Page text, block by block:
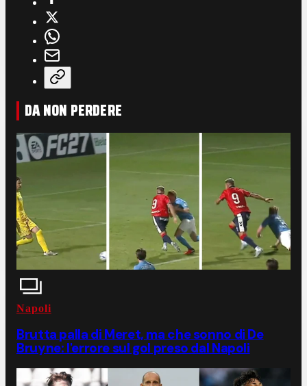
DA NON PERDERE
Napoli
Brutta palla di Meret, ma che sonno di De
Bruyne: l'errore sul gol preso dal Napoli